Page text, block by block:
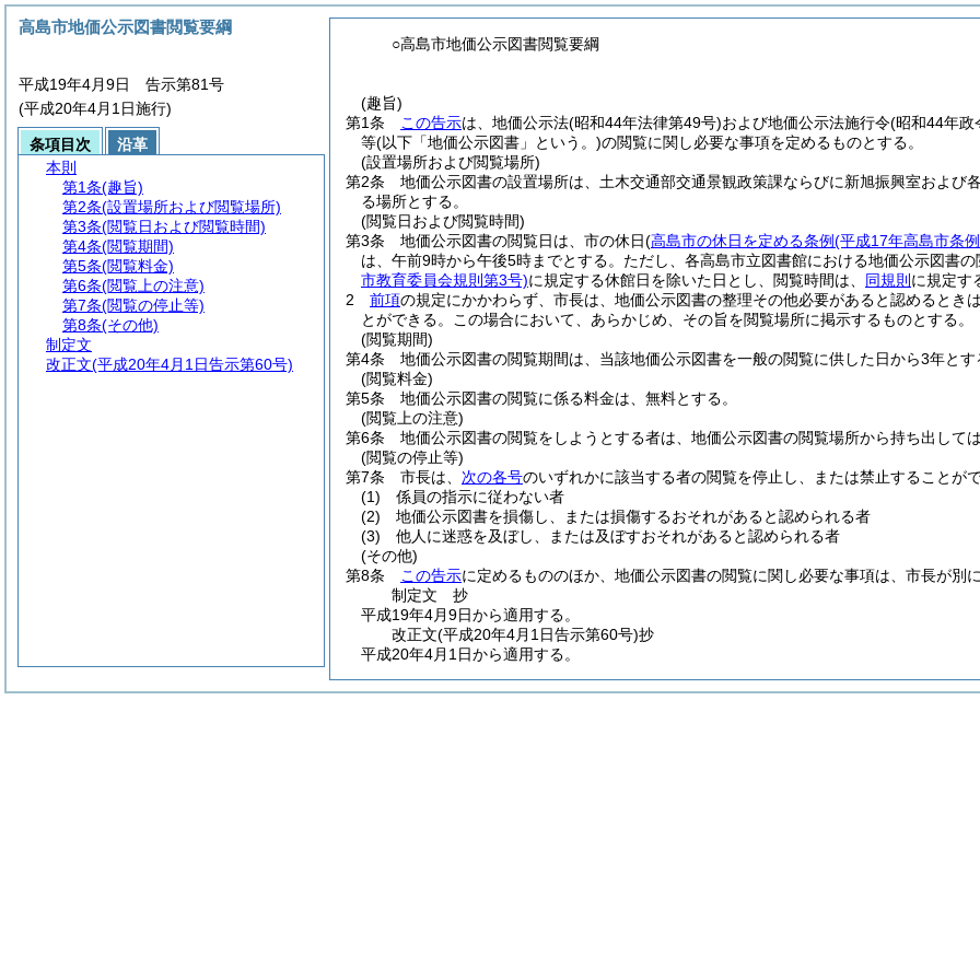
○高島市地価公示図書閲覧要綱
(趣旨)
第1条
この告示は、地価公示法(昭和44年法律第49号)および地価公示法施行令(昭和44年政
等(以下「地価公示図書」という。)の閲覧に関し必要な事項を定めるものとする。
(設置場所および閲覧場所)
第2条
地価公示図書の設置場所は、土木交通部交通景観政策課ならびに新旭振興室およ
る場所とする。
(閲覧日および閲覧時間)
第3条
地価公示図書の閲覧日は、市の休日(高島市の休日を定める条例(平成17年高島市条
は、午前9時から午後5時までとする。 ただし、各高島市立図書館における地価公示図書の
市教育委員会規則第3号)に規定する休館日を除いた日とし、閲覧時間は、 同規則 に規定す
2
前項の規定にかかわらず、市長は、地価公示図書の整理その他必要があると認めるとき
とができる。
この場合において、あらかじめ、その旨を閲覧場所に掲示するものとする。
(閲覧期間)
第4条
地価公示図書の閲覧期間は、当該地価公示図書を一般の閲覧に供した日から3年とす
(閲覧料金)
第5条
地価公示図書の閲覧に係る料金は、無料とする。
(閲覧上の注意)
第6条
地価公示図書の閲覧をしようとする者は、地価公示図書の閲覧場所から持ち出しては
(閲覧の停止等)
第7条
市長は、 次の各号のいずれかに該当する者の閲覧を停止し、または禁止することがで
(1)
係員の指示に従わない者
(2)
地価公示図書を損傷し、または損傷するおそれがあると認められる者
(3)
他人に迷惑を及ぼし、または及ぼすおそれがあると認められる者
(その他)
第8条
この告示に定めるもののほか、地価公示図書の閲覧に関し必要な事項は、市長が別に
制定文 抄
平成19年4月9日から適用する。
改正文(平成20年4月1日告示第60号)抄
平成20年4月1日から適用する。
高島市地価公示図書閲覧要綱
平成19年4月9日 告示第81号
(平成20年4月1日施行)
条項目次
沿革
本則
第1条(趣旨)
第2条(設置場所および閲覧場所)
第3条(閲覧日および閲覧時間)
第4条(閲覧期間)
第5条(閲覧料金)
第6条(閲覧上の注意)
第7条(閲覧の停止等)
第8条(その他)
制定文
改正文(平成20年4月1日告示第60号)